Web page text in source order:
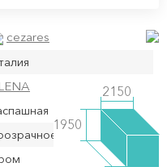
cezares
1950
2150